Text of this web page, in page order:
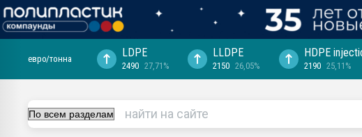
29.07.2026 ФРП помог "Ижевскому
евро/тонна LDPE
2490 27,71%
LLDPE
2150 26,05%
HDPE
2190 25,11%